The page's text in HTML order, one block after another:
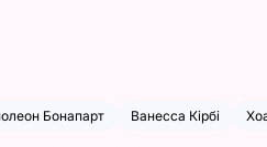
Бонапарт Ванесса Кірбі